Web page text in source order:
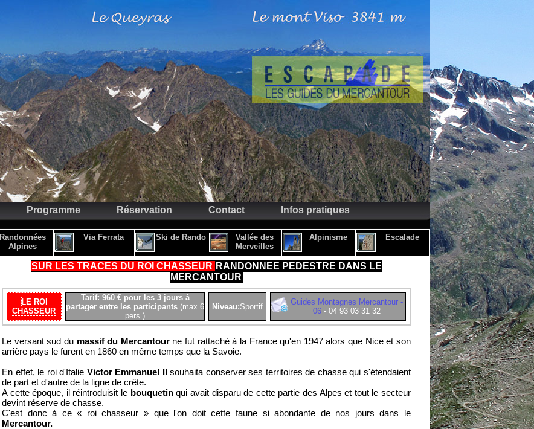
Programme Réservation Contact Infos pratiques
Randonnées
Alpines
Via Ferrata Ski de Rando
Vallée des
Merveilles
Alpinisme Escalade
SUR LES TRACES DU ROI CHASSEUR RANDONNEE PEDESTRE DANS LE
MERCANTOUR
LE ROI
CHASSEUR
Tarif: 960 € pour les 3 jours à
partager entre les participants (max 6
pers.)
Niveau:Sportif
Guides Montagnes Mercantour -
06 - 04 93 03 31 32
Le versant sud du massif du Mercantourne fut rattaché à la France qu'en 1947 alors que Nice et son
arrière pays le furent en 1860 en même temps que la Savoie.
En effet, le roi d'Italie Victor Emmanuel IIsouhaita conserver ses territoires de chasse qui s'étendaient
de part et d'autre de la ligne de crête.
A cette époque, il réintroduisit le bouquetinqui avait disparu de cette partie des Alpes et tout le secteur
devint réserve de chasse.
C'est donc à ce « roi chasseur » que l'on doit cette faune si abondante de nos jours dans le
Mercantour.